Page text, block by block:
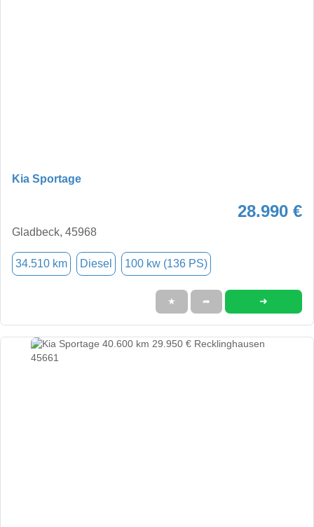
Kia Sportage
28.990 €
Gladbeck, 45968
34.510 km Diesel 100 kw (136 PS)
★ ➦ ➜